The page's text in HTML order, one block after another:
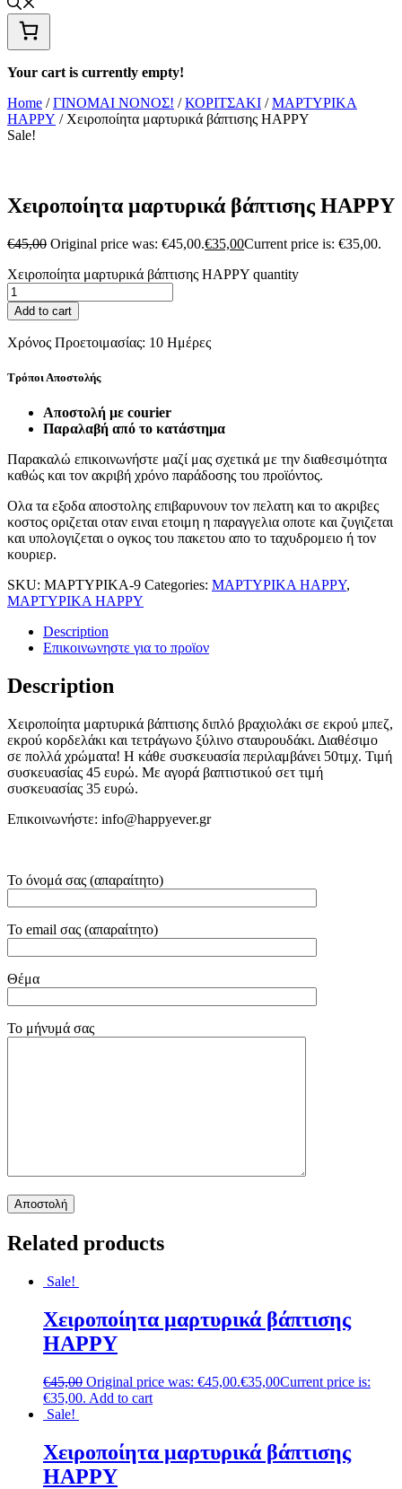
Your cart is currently empty!
Home /ΓΙΝΟΜΑΙ ΝΟΝΟΣ! /ΚΟΡΙΤΣΑΚΙ /ΜΑΡΤΥΡΙΚΑ
HAPPY / Χειροποίητα μαρτυρικά βάπτισης HAPPY
Sale!
Χειροποίητα μαρτυρικά βάπτισης HAPPY
€45,00 Original price was: €45,00.€35,00Current price is: €35,00.
Χειροποίητα μαρτυρικά βάπτισης HAPPY quantity
Add to cart
Χρόνος Προετοιμασίας: 10 Ημέρες
Τρόποι Αποστολής
Αποστολή με courier
Παραλαβή από το κατάστημα
Παρακαλώ επικοινωνήστε μαζί μας σχετικά με την διαθεσιμότητα
καθώς και τον ακριβή χρόνο παράδοσης του προϊόντος.
Ολα τα εξοδα αποστολης επιβαρυνουν τον πελατη και το ακριβες
κοστος οριζεται οταν ειναι ετοιμη η παραγγελια οποτε και ζυγιζεται
και υπολογιζεται ο ογκος του πακετου απο το ταχυδρομειο ή τον
κουριερ.
SKU: ΜΑΡΤΥΡΙΚΑ-9 Categories: ΜΑΡΤΥΡΙΚΑ HAPPY,
ΜΑΡΤΥΡΙΚΑ HAPPY
Description
Επικοινωνηστε για το προϊoν
Description
Χειροποίητα μαρτυρικά βάπτισης διπλό βραχιολάκι σε εκρού μπεζ,
εκρού κορδελάκι και τετράγωνο ξύλινο σταυρουδάκι. Διαθέσιμο
σε πολλά χρώματα! Η κάθε συσκευασία περιλαμβάνει 50τμχ. Τιμή
συσκευασίας 45 ευρώ. Με αγορά βαπτιστικού σετ τιμή
συσκευασίας 35 ευρώ.
Επικοινωνήστε: info@happyever.gr
Το όνομά σας (απαραίτητο)
Το email σας (απαραίτητο)
Θέμα
Το μήνυμά σας
Related products
Sale!
Χειροποίητα μαρτυρικά βάπτισης
HAPPY
€45,00 Original price was: €45,00.€35,00Current price is:
€35,00. Add to cart
Sale!
Χειροποίητα μαρτυρικά βάπτισης
HAPPY